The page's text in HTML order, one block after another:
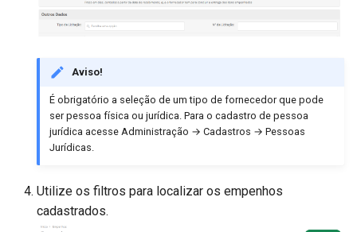
Aviso!
É obrigatório a seleção de um tipo de fornecedor que pode
ser pessoa física ou jurídica. Para o cadastro de pessoa
jurídica acesse Administração → Cadastros → Pessoas
Jurídicas.
Utilize os filtros para localizar os empenhos
cadastrados.